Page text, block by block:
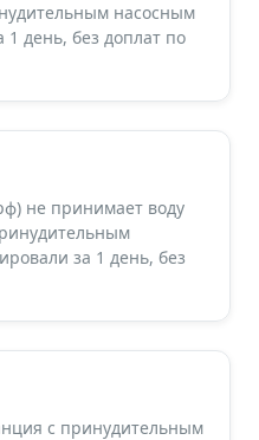
насосным
день, без доплат по
не принимает воду
за 1 день, без
с принудительным